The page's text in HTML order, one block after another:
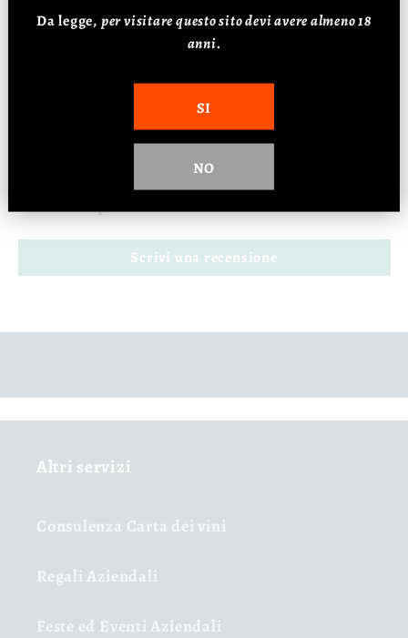
Alcol: 30%
Recensioni Clienti
Sii il primo a scrivere una recensione
Scrivi una recensione
Altri servizi
Consulenza Carta dei vini
Regali Aziendali
Feste ed Eventi Aziendali
Da legge, per visitare questo sito devi avere almeno 18
anni.
SI
NO